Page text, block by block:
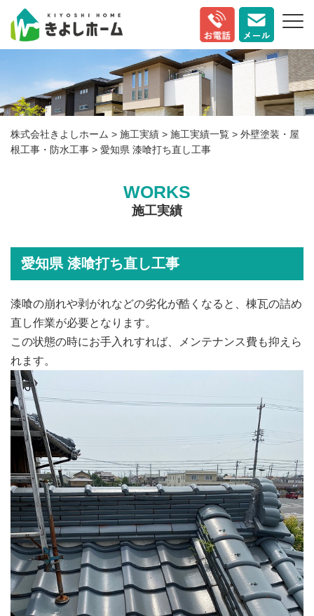
株式会社きよしホーム > 施工実績 > 施工実績一覧 > 外壁塗装・屋
根工事・防水工事 > 愛知県 漆喰打ち直し工事
WORKS
施工実績
愛知県 漆喰打ち直し工事
漆喰の崩れや剥がれなどの劣化が酷くなると、棟瓦の詰め
直し作業が必要となります。
この状態の時にお手入れすれば、メンテナンス費も抑えら
れます。